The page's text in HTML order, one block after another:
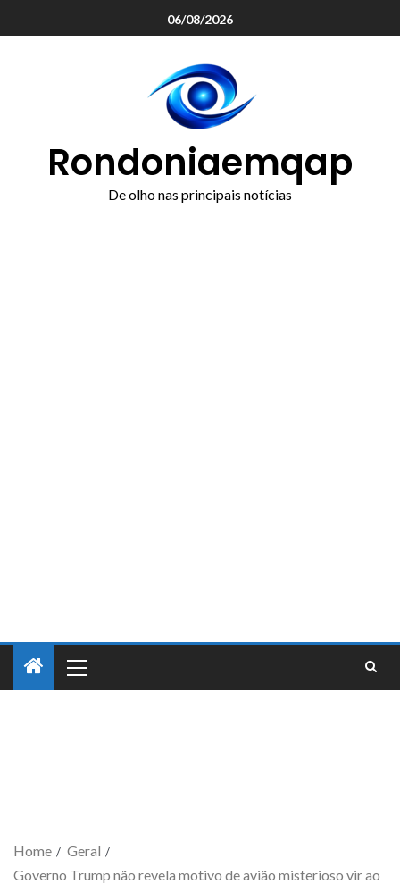
06/08/2026
Rondoniaemqap
De olho nas principais notícias
Home
Geral
Governo Trump não revela motivo de avião misterioso vir ao